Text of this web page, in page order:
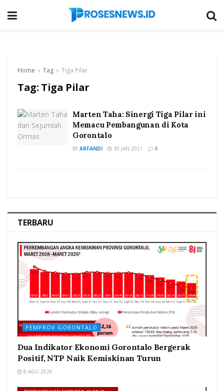
Home Tag Tiga Pilar
Tag: Tiga Pilar
Marten Taha: Sinergi Tiga Pilar ini
Memacu Pembangunan di Kota
Gorontalo
BY ARFANDI 30 JAN 2021 0
TERBARU
PEMPROV GORONTALO
Dua Indikator Ekonomi Gorontalo Bergerak
Positif, NTP Naik Kemiskinan Turun
8 AGU 2026